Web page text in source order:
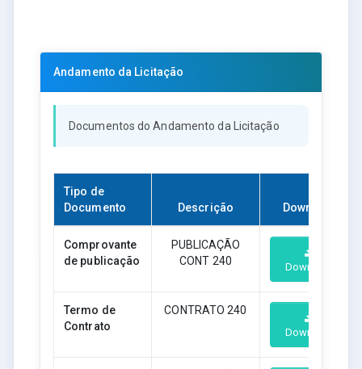
Andamento da Licitação
Documentos do Andamento da Licitação
Tipo de
Documento
Descrição Download
Comprovante
de publicação
PUBLICAÇÃO
CONT 240
Download
Termo de
Contrato
CONTRATO 240
Download